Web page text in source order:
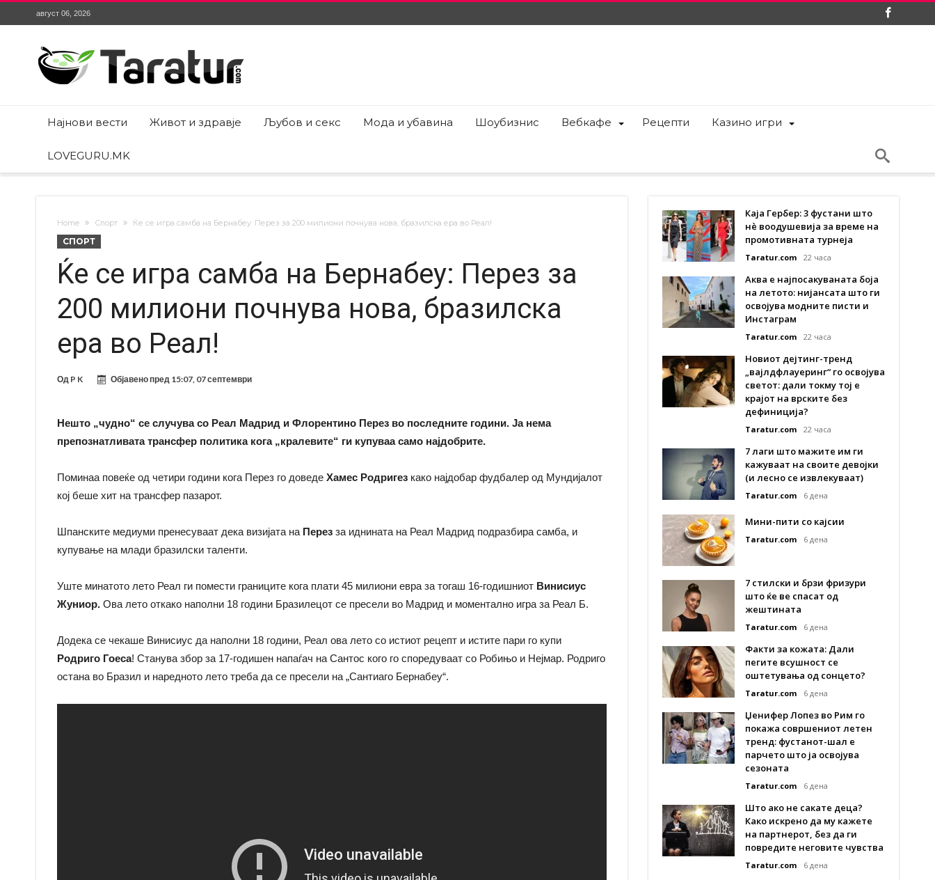
август 06, 2026
Најнови вести Живот и здравје Љубов и секс Мода и убавина Шоубизнис Вебкафе Рецепти Казино игри
LOVEGURU.MK
Home Спорт Ќе се игра самба на Бернабеу: Перез за 200 милиони почнува нова, бразилска ера во Реал!
СПОРТ
Ќе се игра самба на Бернабеу: Перез за
200 милиони почнува нова, бразилска
ера во Реал!
Од P K Објавено пред 15:07, 07 септември
Нешто „чудно“ се случува со Реал Мадрид и Флорентино Перез во последните години. Ја нема
препознатливата трансфер политика кога „кралевите“ ги купуваа само најдобрите.
Поминаа повеќе од четири години кога Перез го доведе Хамес Родригез како најдобар фудбалер од Мундијалот
кој беше хит на трансфер пазарот.
Шпанските медиуми пренесуваат дека визијата на Перез за иднината на Реал Мадрид подразбира самба, и
купување на млади бразилски таленти.
Уште минатото лето Реал ги помести границите кога плати 45 милиони евра за тогаш 16-годишниот Винисиус
Жуниор. Ова лето откако наполни 18 години Бразилецот се пресели во Мадрид и моментално игра за Реал Б.
Додека се чекаше Винисиус да наполни 18 години, Реал ова лето со истиот рецепт и истите пари го купи
Родриго Гоеса! Станува збор за 17-годишен напаѓач на Сантос кого го споредуваат со Робињо и Нејмар. Родриго
остана во Бразил и наредното лето треба да се пресели на „Сантиаго Бернабеу“.
Каја Гербер: 3 фустани што
нè воодушевија за време на
промотивната турнеја
Taratur.com 22 часа
Аква е најпосакуваната боја
на летото: нијансата што ги
освојува модните писти и
Инстаграм
Taratur.com 22 часа
Новиот дејтинг-тренд
„вајлдфлауеринг“ го освојува
светот: дали токму тој е
крајот на врските без
дефиниција?
Taratur.com 22 часа
7 лаги што мажите им ги
кажуваат на своите девојки
(и лесно се извлекуваат)
Taratur.com 6 дена
Мини-пити со кајсии
Taratur.com 6 дена
7 стилски и брзи фризури
што ќе ве спасат од
жештината
Taratur.com 6 дена
Факти за кожата: Дали
пегите всушност се
оштетувања од сонцето?
Taratur.com 6 дена
Џенифер Лопез во Рим го
покажа совршениот летен
тренд: фустанот-шал е
парчето што ја освојува
сезоната
Taratur.com 6 дена
Што ако не сакате деца?
Како искрено да му кажете
на партнерот, без да ги
повредите неговите чувства
Taratur.com 6 дена